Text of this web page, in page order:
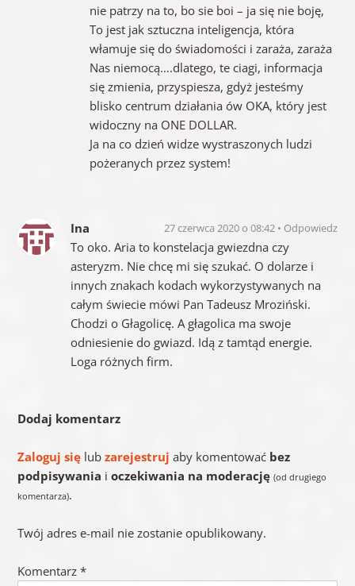
nie patrzy na to, bo sie boi – ja się nie boję,
To jest jak sztuczna inteligencja, która
włamuje się do świadomości i zaraża, zaraża
Nas niemocą….dlatego, te ciagi, informacja
się zmienia, przyspiesza, gdyż jesteśmy
blisko centrum działania ów OKA, który jest
widoczny na ONE DOLLAR.
Ja na co dzień widze wystraszonych ludzi
pożeranych przez system!
Ina 27 czerwca 2020 o 08:42 Odpowiedz
To oko. Aria to konstelacja gwiezdna czy
asteryzm. Nie chcę mi się szukać. O dolarze i
innych znakach kodach wykorzystywanych na
całym świecie mówi Pan Tadeusz Mroziński.
Chodzi o Głagolicę. A głagolica ma swoje
odniesienie do gwiazd. Idą z tamtąd energie.
Loga różnych firm.
Dodaj komentarz
Zaloguj sięlub zarejestruj aby komentować bez
podpisywania i oczekiwania na moderację (od drugiego
komentarza).
Twój adres e-mail nie zostanie opublikowany.
Komentarz *